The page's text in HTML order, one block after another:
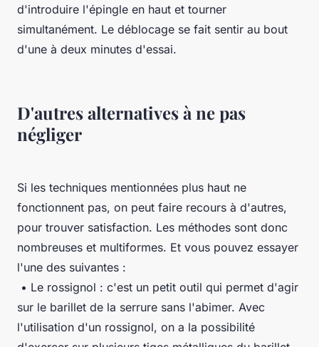
d'introduire l'épingle en haut et tourner
simultanément. Le déblocage se fait sentir au bout
d'une à deux minutes d'essai.
D'autres alternatives à ne pas
négliger
Si les techniques mentionnées plus haut ne
fonctionnent pas, on peut faire recours à d'autres,
pour trouver satisfaction. Les méthodes sont donc
nombreuses et multiformes. Et vous pouvez essayer
l'une des suivantes :
• Le rossignol : c'est un petit outil qui permet d'agir
sur le barillet de la serrure sans l'abimer. Avec
l'utilisation d'un rossignol, on a la possibilité